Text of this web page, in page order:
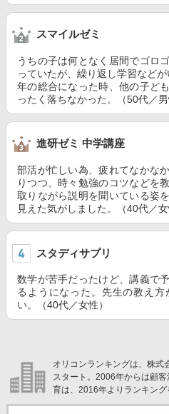
スマイルゼミ
うちの子は何となく居間でゴロ
っていたが、繰り返し学習など
年の総合になった時、他の子ど
ったく落ちなかった。（50代／男
進研ゼミ 中学講座
部活が忙しい為、疲れてなかな
りつつ、時々勉強のコツなどを
取りながら説明を聞いている姿
見えた気がしました。（40代／女
スタディサプリ
数学が苦手だったけど、講義で
るようになった。先生の教え
い。（40代／女性）
オリコンランキングは、株式
スタート。2006年からは顧
育は、2016年よりランキング